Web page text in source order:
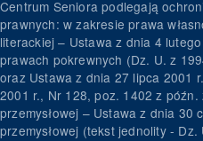
Centrum Seniora podlegają
prawnych: w zakresie prawa
literackiej – Ustawa z dnia 4
prawach pokrewnych (Dz. U. z
oraz Ustawa z dnia 27 lipca 2001
2001 r., Nr 128, poz. 1402 z
przemysłowej – Ustawa z dnia 30
przemysłowej (tekst jednolity -